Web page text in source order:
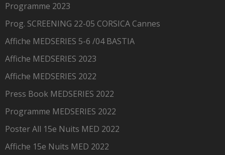
Programme 2023
Prog. SCREENING 22-05 CORSICA Cannes
Affiche MEDSERIES 5-6 /04 BASTIA
Affiche MEDSERIES 2023
Affiche MEDSERIES 2022
Press Book MEDSERIES 2022
Programme MEDSERIES 2022
Poster All 15e Nuits MED 2022
Affiche 15e Nuits MED 2022